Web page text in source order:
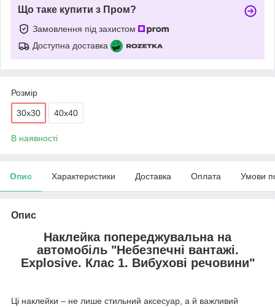
Що таке купити з Пром?
Замовлення під захистом
Доступна доставка
Розмір
30х30 40х40
В наявності
Опис Характеристики Доставка Оплата Умови
Опис
Наклейка попереджувальна на
автомобіль "Небезпечні вантажі.
Explosive. Клас 1. Вибухові речовини"
Ці наклейки – не лише стильний аксесуар, а й важливий